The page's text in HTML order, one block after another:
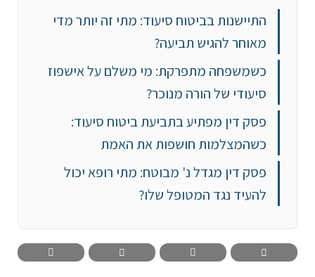
התיישנות בביטוח סיעוד: מתי זה יותר מדי
מאוחר להגיש תביעה?
כשמשפחה מתפרקת: מי משלם על אישפוז
סיעודי של הורה מנוכר?
פסק דין מפתיע בתביעת ביטוח סיעוד:
כשהמצלמות חושפות את האמת
פסק דין מגדל נ' מבוטח: מתי רופא יכול
להעיד נגד המטופל שלו?